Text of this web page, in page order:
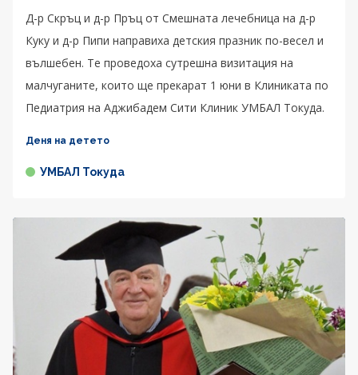
Д-р Скръц и д-р Пръц от Смешната лечебница на д-р
Куку и д-р Пипи направиха детския празник по-весел и
вълшебен. Те проведоха сутрешна визитация на
малчуганите, които ще прекарат 1 юни в Клиниката по
Педиатрия на Аджибадем Сити Клиник УМБАЛ Токуда.
Деня на детето
УМБАЛ Токуда